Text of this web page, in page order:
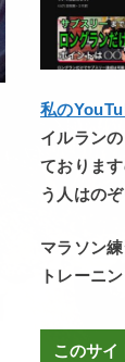
私の
イルラン
ておりま
う人はの
マラソン
トレーニ
このサイ